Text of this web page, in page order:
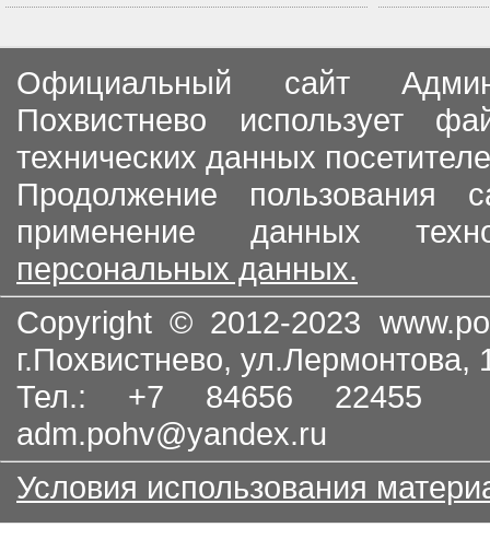
Официальный сайт
Похвистнево использует
технических данных
Продолжение пользования
применение данных
персональных данных.
Copyright © 2012-2023
г.Похвистнево, ул.Лермонтова,
Тел.: +7 84656
adm.pohv@yandex.ru
Условия использования